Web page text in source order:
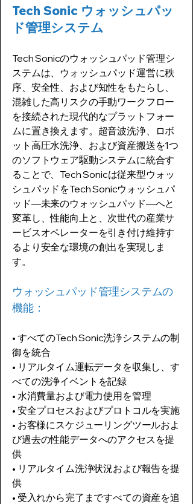
Tech Sonic ウォッシュパッ
ド管理システム
Tech Sonicのウォッシュパッド管理シ
ステムは、ウォッシュパッド運営に秩
序、安全性、および知性をもたらし、
混雑した高リスクの手動ワークフロー
を接続された現代的なプラットフォー
ムに置き換えます。超音波洗浄、ロボ
ット高圧水洗浄、および資産搬送を1つ
のソフトウェア駆動システムに統合す
ることで、Tech Sonicは従来型ウォッ
シュパッドをTech Sonicウォッシュパ
ッド—未来のウォッシュパッド—へと
変革し、性能向上と、次世代の産業サ
ービスオペレーターを引き付け維持す
るより安全な環境の創出を実現しま
す。
ウォッシュパッド管理システムの
機能：
• すべてのTech Sonic洗浄システムの制
御を統合
• リアルタイム運転データを収集し、す
べての洗浄イベントを記録
• 水消費量および電力使用を管理
• 安全プロセスおよびプロトコルを実施
• お客様にスケジューリングツールおよ
び過去の性能データへのアクセスを提
供
• リアルタイム洗浄状況および報告を提
供
• 受入れから完了まですべての資産を追